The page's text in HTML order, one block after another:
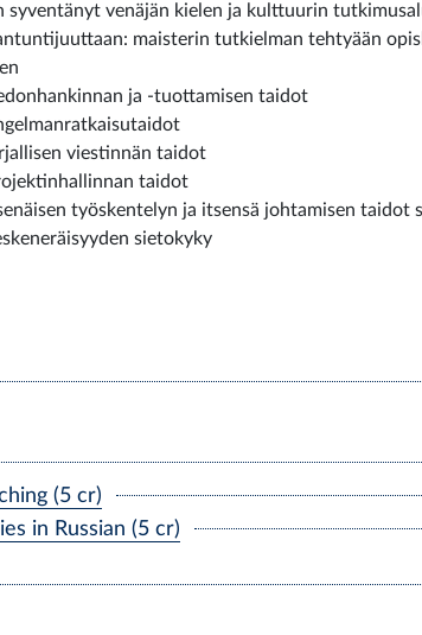
syventänyt venäjän kielen ja kulttuurin
maisterin tutkielman tehtyään
ja -tuottamisen taidot
viestinnän taidot
taidot
työskentelyn ja itsensä johtamisen taidot
sietokyky
(5 cr)
in Russian (5 cr)